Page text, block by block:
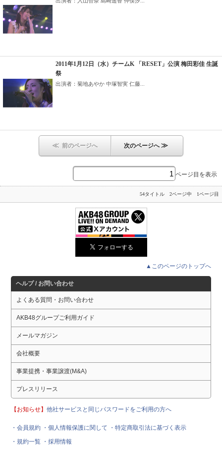
2011年1月12日（水）チームK 「RESET」公演 梅田彩佳 生誕
祭
出演者：菊地あやか 中塚智実 仁藤...
≪ 前のページへ 次のページへ≫
ページ目を表示
54タイトル 2ページ中 1ページ目
▲このページのトップへ
ヘルプ / お問い合わせ
よくある質問・お問い合わせ
AKB48グループご利用ガイド
メールマガジン
会社概要
事業提携・事業譲渡(M&A)
プレスリリース
【お知らせ】他社サービスと同じパスワードをご利用の方へ
・会員規約 ・個人情報保護に関して
・特定商取引法に基づく表示
・規約一覧 ・採用情報